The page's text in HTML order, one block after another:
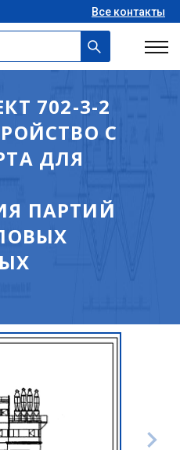
Все контакты
702-3-2
С
ДЛЯ
ПАРТИЙ